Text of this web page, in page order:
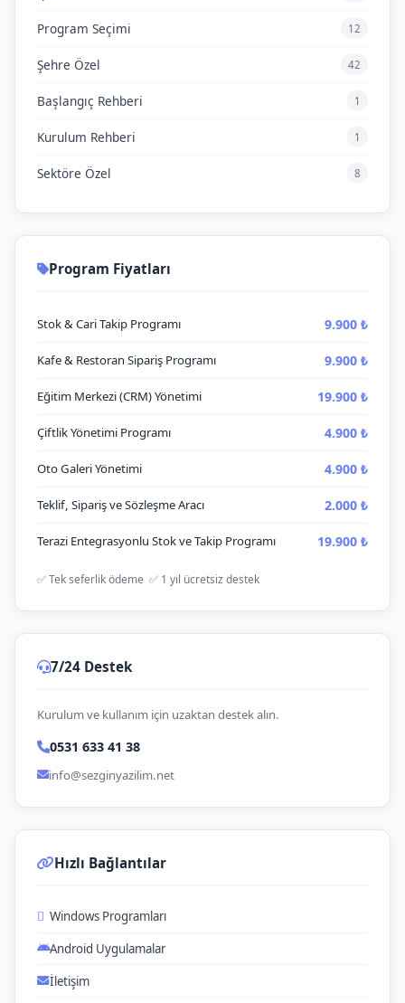
Program Seçimi 12
Şehre Özel 42
Başlangıç Rehberi 1
Kurulum Rehberi 1
Sektöre Özel 8
Program Fiyatları
Stok & Cari Takip Programı 9.900 ₺
Kafe & Restoran Sipariş Programı 9.900 ₺
Eğitim Merkezi (CRM) Yönetimi 19.900 ₺
Çiftlik Yönetimi Programı 4.900 ₺
Oto Galeri Yönetimi 4.900 ₺
Teklif, Sipariş ve Sözleşme Aracı 2.000 ₺
Terazi Entegrasyonlu Stok ve Takip Programı 19.900 ₺
✅ Tek seferlik ödeme ✅ 1 yıl ücretsiz destek
7/24 Destek
Kurulum ve kullanım için uzaktan destek alın.
0531 633 41 38
info@sezginyazilim.net
Hızlı Bağlantılar
Windows Programları
Android Uygulamalar
İletişim